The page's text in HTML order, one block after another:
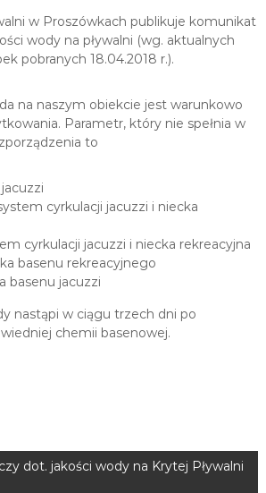
w Proszówkach publikuje komunikat
wody na pływalni (wg. aktualnych
pobranych 18.04.2018 r.).
na naszym obiekcie jest warunkowo
Parametr, który nie spełnia w
to
cyrkulacji jacuzzi i niecka
cyrkulacji jacuzzi i niecka rekreacyjna
basenu rekreacyjnego
basenu jacuzzi
nastąpi w ciągu trzech dni po
chemii basenowej.
dot. jakości wody na Krytej Pływalni